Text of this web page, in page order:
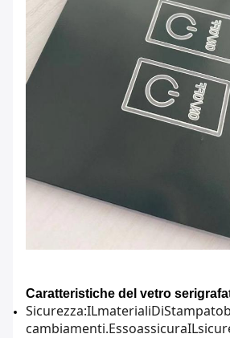
Caratteristiche del vetro
Sicurezza:ILmaterialiDiStampato
cambiamenti.EssoassicuraIL